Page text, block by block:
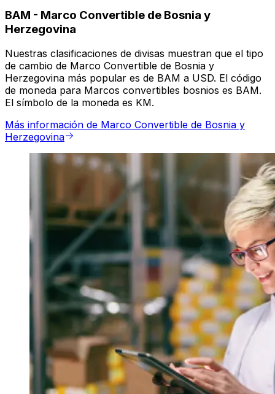
BAM - Marco Convertible de Bosnia y
Herzegovina
Nuestras clasificaciones de divisas muestran que el tipo
de cambio de Marco Convertible de Bosnia y
Herzegovina más popular es de BAM a USD. El código
de moneda para Marcos convertibles bosnios es BAM.
El símbolo de la moneda es KM.
Más información de Marco Convertible de Bosnia y
Herzegovina